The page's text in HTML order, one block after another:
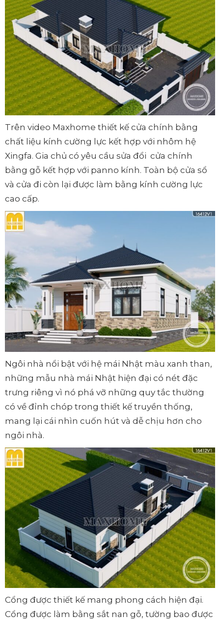
Trên video Maxhome thiết kế cửa chính bằng
chất liệu kính cường lực kết hợp với nhôm hệ
Xingfa. Gia chủ có yêu cầu sửa đổi cửa chính
bằng gỗ kết hợp với panno kính. Toàn bộ cửa sổ
và cửa đi còn lại được làm bằng kính cường lực
cao cấp.
Ngôi nhà nổi bật với hệ mái Nhật màu xanh than,
những mẫu nhà mái Nhật hiện đại có nét đặc
trưng riêng vì nó phá vỡ những quy tắc thường
có về đỉnh chóp trong thiết kế truyền thống,
mang lại cái nhìn cuốn hút và dễ chịu hơn cho
ngôi nhà.
Cổng được thiết kế mang phong cách hiện đại.
Cổng được làm bằng sắt nan gỗ, tường bao được